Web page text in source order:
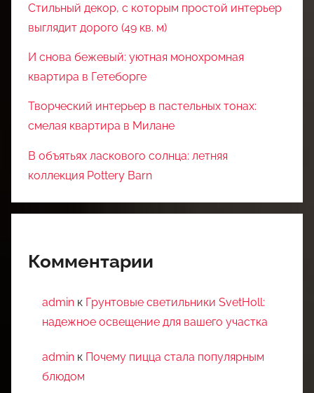
Стильный декор, с которым простой интерьер
выглядит дорого (49 кв. м)
И снова бежевый: уютная монохромная
квартира в Гетеборге
Творческий интерьер в пастельных тонах:
смелая квартира в Милане
В объятьях ласкового солнца: летняя
коллекция Pottery Barn
Комментарии
admin к Грунтовые светильники SvetHoll:
надежное освещение для вашего участка
admin к Почему пицца стала популярным
блюдом